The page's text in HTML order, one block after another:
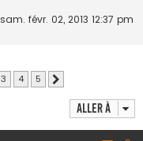
sam. févr. 02, 2013 12:37 pm
3 4 5
Aller à